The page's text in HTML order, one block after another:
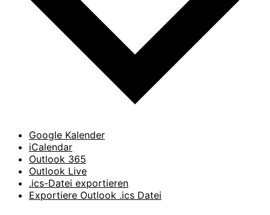
Google Kalender
iCalendar
Outlook 365
Outlook Live
.ics-Datei exportieren
Exportiere Outlook .ics Datei